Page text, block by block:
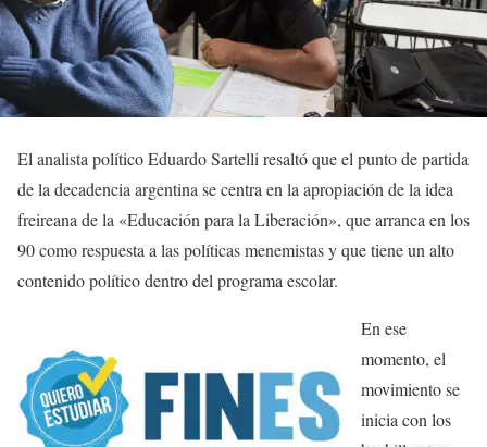
El analista político Eduardo Sartelli resaltó que el punto de partida
de la decadencia argentina se centra en la apropiación de la idea
freireana de la «Educación para la Liberación», que arranca en los
90 como respuesta a las políticas menemistas y que tiene un alto
contenido político dentro del programa escolar.
En ese
momento, el
movimiento se
inicia con los